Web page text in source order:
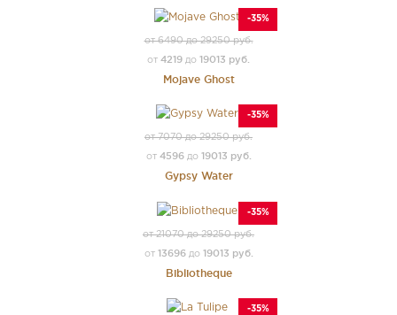
-35%
от 6490 до 29250 руб.
от 4219 до 19013 руб.
Mojave Ghost
-35%
от 7070 до 29250 руб.
от 4596до 19013 руб.
Gypsy Water
-35%
от 21070 до 29250 руб.
от 13696до 19013 руб.
Bibliotheque
-35%